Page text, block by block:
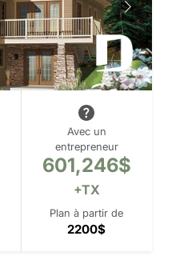
Avec un
entrepreneur
601,246$
+TX
Plan à partir de
2200$